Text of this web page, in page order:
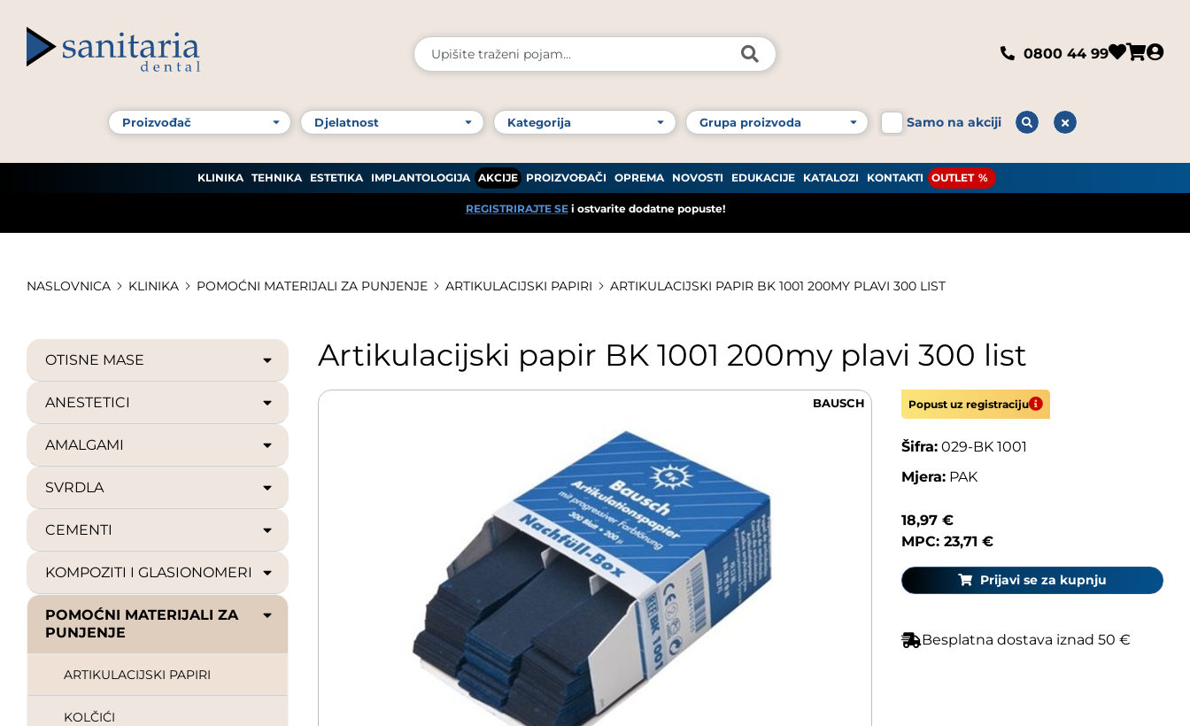
0800 44 99
Samo na akciji
KLINIKA TEHNIKA ESTETIKA IMPLANTOLOGIJA AKCIJE PROIZVOĐAČI OPREMA NOVOSTI EDUKACIJE KATALOZI KONTAKTI OUTLET
REGISTRIRAJTE SEi ostvarite dodatne popuste!
NASLOVNICA KLINIKA POMOĆNI MATERIJALI ZA PUNJENJE ARTIKULACIJSKI PAPIRI ARTIKULACIJSKI PAPIR BK 1001 200MY PLAVI 300 LIST
OTISNE MASE
ANESTETICI
AMALGAMI
SVRDLA
CEMENTI
KOMPOZITI I GLASIONOMERI
POMOĆNI MATERIJALI ZA
PUNJENJE
ARTIKULACIJSKI PAPIRI
KOLČIĆI
Artikulacijski papir BK 1001 200my plavi 300 list
BAUSCH Popust uz registraciju
Šifra:029-BK 1001
Mjera:PAK
18,97 €
MPC: 23,71 €
Prijavi se za kupnju
Besplatna dostava iznad 50 €